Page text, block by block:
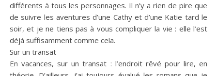
différents à tous les personnages. Il n’y a rien de pire que
de suivre les aventures d’une Cathy et d’une Katie tard le
soir, et je ne tiens pas à vous compliquer la vie : elle l’est
déjà suffisamment comme cela.
Sur un transat
En vacances, sur un transat : l’endroit rêvé pour lire, en